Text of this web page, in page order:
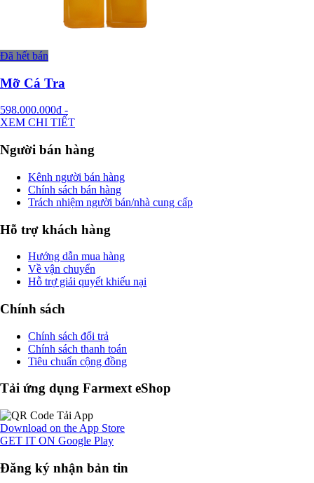
Đã hết bán
Mỡ Cá Tra
598.000.000đ -
XEM CHI TIẾT
Người bán hàng
Kênh người bán hàng
Chính sách bán hàng
Trách nhiệm người bán/nhà cung cấp
Hỗ trợ khách hàng
Hướng dẫn mua hàng
Về vận chuyển
Hỗ trợ giải quyết khiếu nại
Chính sách
Chính sách đổi trả
Chính sách thanh toán
Tiêu chuẩn cộng đồng
Tải ứng dụng Farmext eShop
Download on the App Store
GET IT ON Google Play
Đăng ký nhận bản tin